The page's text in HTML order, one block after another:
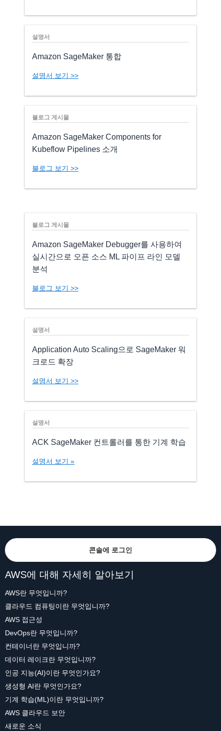
설명서
Amazon SageMaker 통합
설명서 보기 >>
블로그 게시물
Amazon SageMaker Components for
Kubeflow Pipelines 소개
블로그 보기 >>
블로그 게시물
Amazon SageMaker Debugger를 사용하여
실시간으로 오픈 소스 ML 파이프 라인 모델
분석
블로그 보기 >>
설명서
Application Auto Scaling으로 SageMaker 워
크로드 확장
설명서 보기 >>
설명서
ACK SageMaker 컨트롤러를 통한 기계 학습
설명서 보기 »
콘솔에 로그인
AWS에 대해 자세히 알아보기
AWS란 무엇입니까?
클라우드 컴퓨팅이란 무엇입니까?
AWS 접근성
DevOps란 무엇입니까?
컨테이너란 무엇입니까?
데이터 레이크란 무엇입니까?
인공 지능(AI)이란 무엇인가요?
생성형 AI란 무엇인가요?
기계 학습(ML)이란 무엇입니까?
AWS 클라우드 보안
새로운 소식